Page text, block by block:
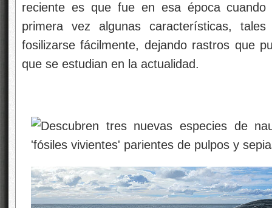
reciente es que fue en esa época
primera vez algunas características,
fosilizarse fácilmente, dejando rastros que
que se estudian en la actualidad.